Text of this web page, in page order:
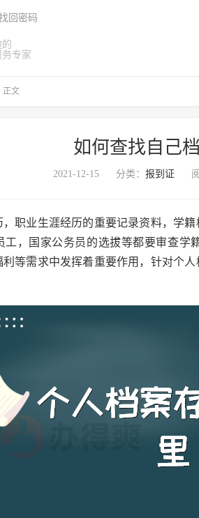
的
专家
回密码
正文
如何查找自己
2021-12-15 分类： 报到证
职业生涯经历的重要记录资料，学
工，国家公务员的选拔等都要审查学
等需求中发挥着重要作用，针对个